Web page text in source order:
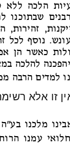
הלכה ללא
שבתוכנו
נוסף לכל
כאשר הן
להלכה
למדים הרבה
זו אלא
מלכנו
עמנו